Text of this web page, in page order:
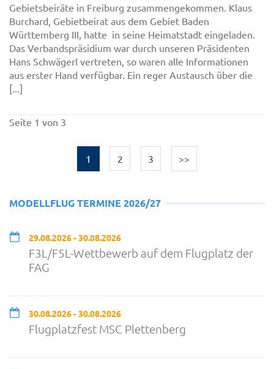
Gebietsbeiräte in Freiburg zusammengekommen. Klaus
Burchard, Gebietbeirat aus dem Gebiet Baden
Württemberg III, hatte in seine Heimatstadt eingeladen.
Das Verbandspräsidium war durch unseren Präsidenten
Hans Schwägerl vertreten, so waren alle Informationen
aus erster Hand verfügbar. Ein reger Austausch über die
[...]
Seite 1 von 3
1 2 3 >>
MODELLFLUG TERMINE 2026/27
29.08.2026 - 30.08.2026
F3L/F5L-Wettbewerb auf dem Flugplatz der
FAG
30.08.2026 - 30.08.2026
Flugplatzfest MSC Plettenberg